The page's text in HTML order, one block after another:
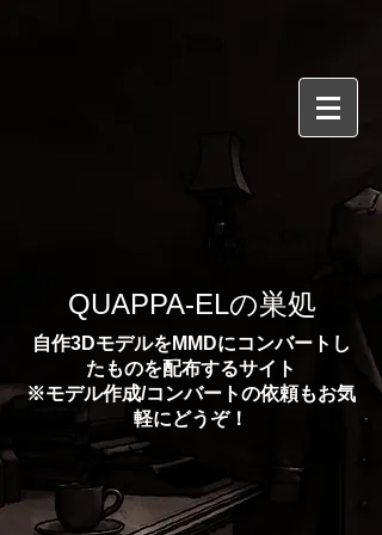
​QUAPPA-ELの巣処
自作3DモデルをMMDにコンバートし
たものを配布するサイト
※モデル作成/コンバートの依頼もお気
軽にどうぞ！